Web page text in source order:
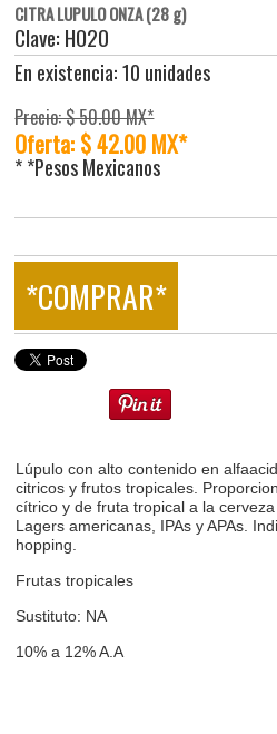
CITRA LUPULO ONZA (28 g)
Clave: HO20
En existencia: 10 unidades
Precio: $ 50.00 MX*
Oferta: $ 42.00 MX*
* *Pesos Mexicanos
*COMPRAR*
Lúpulo con alto contenido en
citricos y frutos tropicales.
cítrico y de fruta tropical a la
Lagers americanas, IPAs y APAs.
hopping.
Frutas tropicales
Sustituto: NA
10% a 12% A.A